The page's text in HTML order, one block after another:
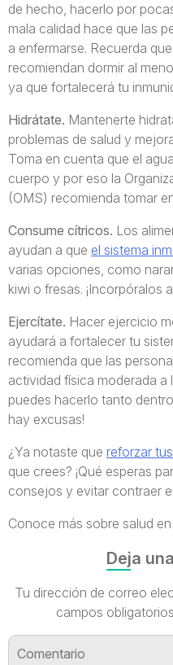
de hecho, hacerlo por
mala calidad hace que las
a enfermarse. Recuerda
recomiendan dormir al
ya que fortalecerá tu
Hidrátate. Mantenerte
problemas de salud y
Toma en cuenta que el
cuerpo y por eso la
(OMS) recomienda tomar
Consume cítricos. Los
ayudan a que el sistema
varias opciones, como
kiwi o fresas. ¡Incorpóralos
Ejercítate. Hacer ejercicio
ayudará a fortalecer tu
recomienda que las
actividad física moderada a
puedes hacerlo tanto
hay excusas!
¿Ya notaste que reforzar
que crees? ¡Qué esperas
consejos y evitar contraer
Conoce más sobre salud en
Deja
Tu dirección de correo
campos